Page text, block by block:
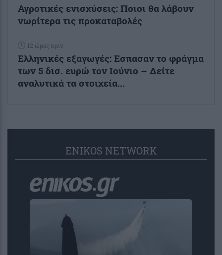
Αγροτικές ενισχύσεις: Ποιοι θα λάβουν
νωρίτερα τις προκαταβολές
12 ώρες πριν
Ελληνικές εξαγωγές: Εσπασαν το φράγμα
των 5 δισ. ευρώ τον Ιούνιο – Δείτε
αναλυτικά τα στοιχεία...
ENIKOS NETWORK